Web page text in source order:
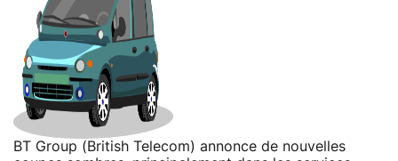
BT Group (British Telecom) annonce de nouvelles